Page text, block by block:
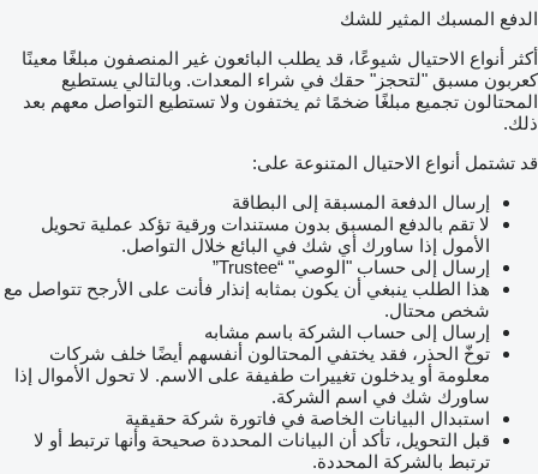
الدفع المسبك المثير للشك
أكثر أنواع الاحتيال شيوعًا، قد يطلب البائعون غير المنصفون مبلغًا معينًا
كعربون مسبق "لتحجز" حقك في شراء المعدات. وبالتالي يستطيع
المحتالون تجميع مبلغًا ضخمًا ثم يختفون ولا تستطيع التواصل معهم بعد
ذلك.
قد تشتمل أنواع الاحتيال المتنوعة على:
إرسال الدفعة المسبقة إلى البطاقة
لا تقم بالدفع المسبق بدون مستندات ورقية تؤكد عملية تحويل
الأمول إذا ساورك أي شك في البائع خلال التواصل.
إرسال إلى حساب "الوصي" “Trustee”
هذا الطلب ينبغي أن يكون بمثابه إنذار فأنت على الأرجح تتواصل مع
شخص محتال.
إرسال إلى حساب الشركة باسم مشابه
توخّ الحذر، فقد يختفي المحتالون أنفسهم أيضًا خلف شركات
معلومة أو يدخلون تغييرات طفيفة على الاسم. لا تحول الأموال إذا
ساورك شك في اسم الشركة.
استبدال البيانات الخاصة في فاتورة شركة حقيقية
قبل التحويل، تأكد أن البيانات المحددة صحيحة وأنها ترتبط أو لا
ترتبط بالشركة المحددة.